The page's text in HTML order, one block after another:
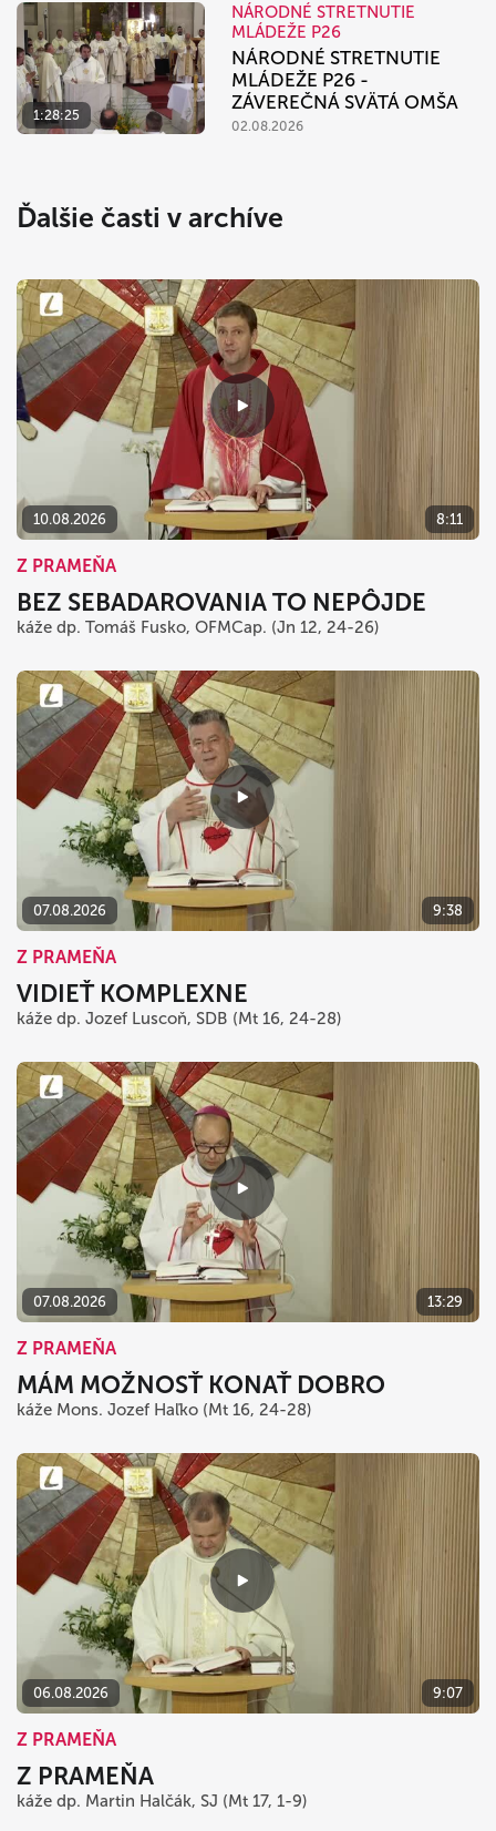
1:28:25
NÁRODNÉ STRETNUTIE
MLÁDEŽE P26
NÁRODNÉ STRETNUTIE
MLÁDEŽE P26 -
ZÁVEREČNÁ SVÄTÁ OMŠA
02.08.2026
Ďalšie časti v archíve
10.08.2026 8:11
Z PRAMEŇA
BEZ SEBADAROVANIA TO NEPÔJDE
káže dp. Tomáš Fusko, OFMCap. (Jn 12, 24-26)
07.08.2026 9:38
Z PRAMEŇA
VIDIEŤ KOMPLEXNE
káže dp. Jozef Luscoň, SDB (Mt 16, 24-28)
07.08.2026 13:29
Z PRAMEŇA
MÁM MOŽNOSŤ KONAŤ DOBRO
káže Mons. Jozef Haľko (Mt 16, 24-28)
06.08.2026 9:07
Z PRAMEŇA
Z PRAMEŇA
káže dp. Martin Halčák, SJ (Mt 17, 1-9)